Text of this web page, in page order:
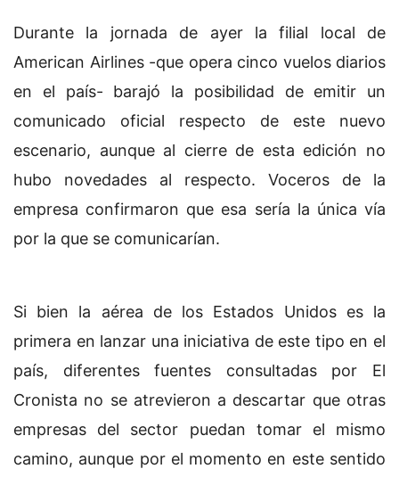
Durante la jornada de ayer la filial local de
American Airlines -que opera cinco vuelos diarios
en el país- barajó la posibilidad de emitir un
comunicado oficial respecto de este nuevo
escenario, aunque al cierre de esta edición no
hubo novedades al respecto. Voceros de la
empresa confirmaron que esa sería la única vía
por la que se comunicarían.
Si bien la aérea de los Estados Unidos es la
primera en lanzar una iniciativa de este tipo en el
país, diferentes fuentes consultadas por El
Cronista no se atrevieron a descartar que otras
empresas del sector puedan tomar el mismo
camino, aunque por el momento en este sentido